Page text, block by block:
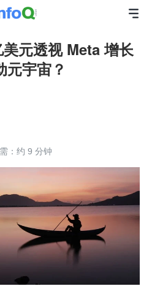
元透视 Meta 增长
元宇宙？
：约 9 分钟